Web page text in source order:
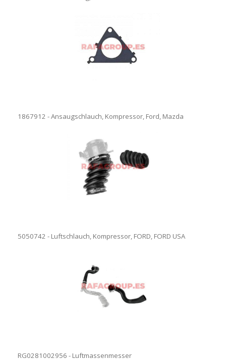
1867912 - Ansaugschlauch, Kompressor, Ford, Mazda
5050742 - Luftschlauch, Kompressor, FORD, FORD USA
RG0281002956 - Luftmassenmesser